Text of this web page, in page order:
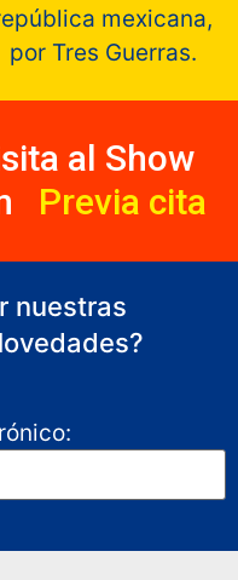
mexicana,
por Tres Guerras.
al Show
Previa cita
nuestras